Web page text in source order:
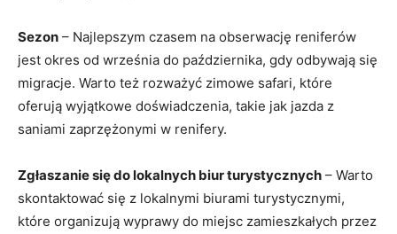
Sezon – Najlepszym czasem na obserwację reniferów
jest okres od września do października, gdy odbywają się
migracje. Warto też rozważyć zimowe safari, które
oferują wyjątkowe doświadczenia, takie jak jazda z
saniami zaprzężonymi w renifery.
Zgłaszanie się do lokalnych biur turystycznych – Warto
skontaktować się z lokalnymi biurami turystycznymi,
które organizują wyprawy do miejsc zamieszkałych przez